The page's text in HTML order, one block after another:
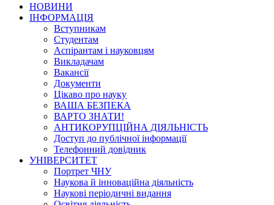
НОВИНИ
ІНФОРМАЦІЯ
Вступникам
Студентам
Аспірантам і науковцям
Викладачам
Вакансії
Документи
Цікаво про науку
ВАША БЕЗПЕКА
ВАРТО ЗНАТИ!
АНТИКОРУПЦІЙНА ДІЯЛЬНІСТЬ
Доступ до публічної інформації
Телефонний довідник
УНІВЕРСИТЕТ
Портрет ЧНУ
Наукова й інноваційна діяльність
Наукові періодичні видання